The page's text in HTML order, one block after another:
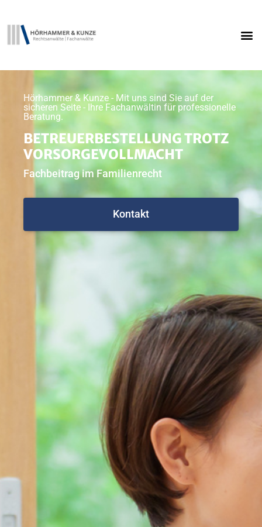
Hörhammer & Kunze - Mit uns sind Sie auf der
sicheren Seite - Ihre Fachanwältin für professionelle
Beratung.
BETREUERBESTELLUNG TROTZ
VORSORGEVOLLMACHT
Fachbeitrag im Familienrecht
Kontakt